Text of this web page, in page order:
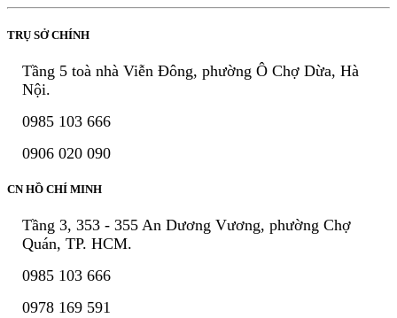
TRỤ SỞ CHÍNH
Tầng 5 toà nhà Viễn Đông, phường Ô Chợ Dừa, Hà
Nội.
0985 103 666
0906 020 090
CN HỒ CHÍ MINH
Tầng 3, 353 - 355 An Dương Vương, phường Chợ
Quán, TP. HCM.
0985 103 666
0978 169 591